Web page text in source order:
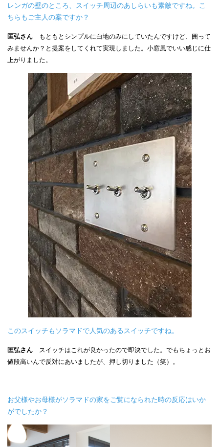
レンガの壁のところ、スイッチ周辺のあしらいも素敵ですね。こ
ちらもご主人の案ですか？
匡弘さん
もともとシンプルに白地のみにしていたんですけど、囲って
みませんか？と提案をしてくれて実現しました。小窓風でいい感じに仕
上がりました。
このスイッチもソラマドで人気のあるスイッチですね。
匡弘さん
スイッチはこれが良かったので即決でした。でもちょっとお
値段高いんで反対にあいましたが、押し切りました（笑）。
お父様やお母様がソラマドの家をご覧になられた時の反応はいか
がでしたか？